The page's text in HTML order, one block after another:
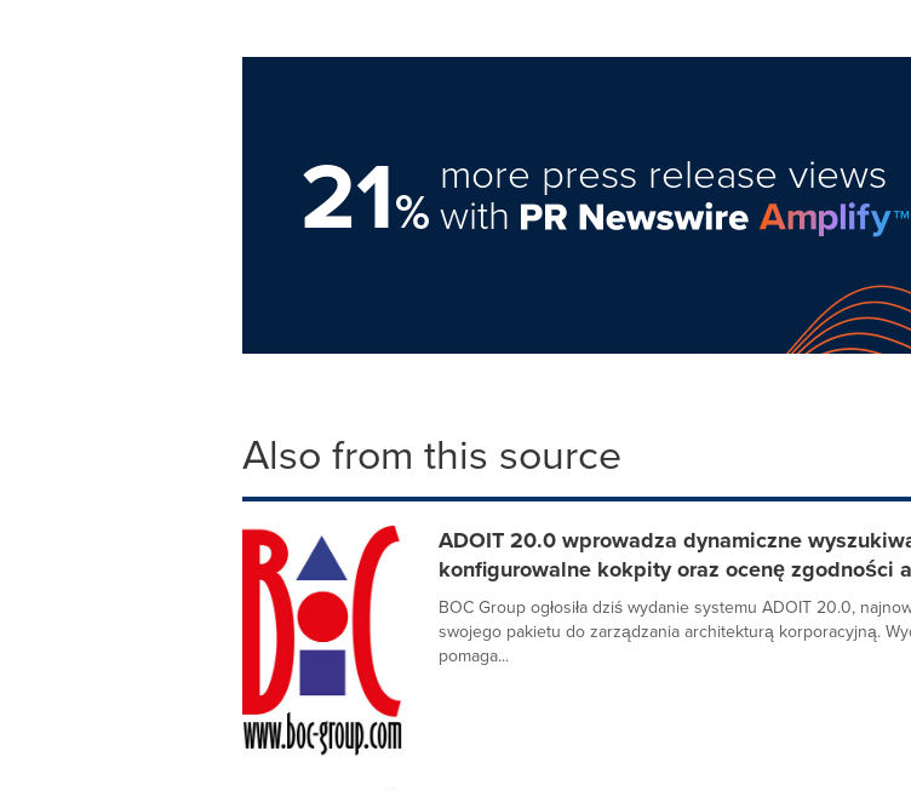
21%
more press release views
with
Also from this source
ADOIT 20.0 wprowadza dynamiczne
konfigurowalne kokpity oraz ocenę zgodności
BOC Group ogłosiła dziś wydanie systemu ADOIT 20.0,
swojego pakietu do zarządzania architekturą korporacyjną.
pomaga...